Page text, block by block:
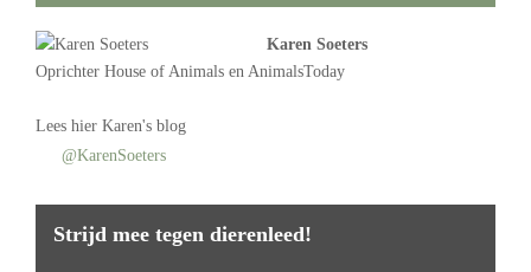
Karen Soeters
Oprichter House of Animals en AnimalsToday
Lees hier Karen's blog
@KarenSoeters
Strijd mee tegen dierenleed!